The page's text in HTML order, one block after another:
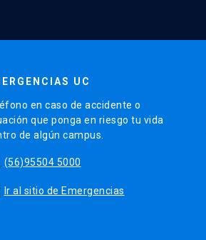
UC
en caso de accidente o
que ponga en riesgo tu vida
de algún campus.
(56)95504 5000
Ir al sitio de Emergencias